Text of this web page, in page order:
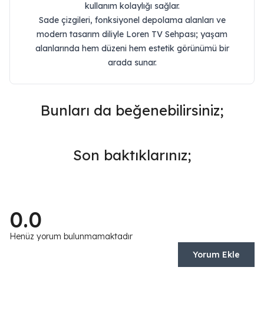
kullanım kolaylığı sağlar.
Sade çizgileri, fonksiyonel depolama alanları ve
modern tasarım diliyle Loren TV Sehpası; yaşam
alanlarında hem düzeni hem estetik görünümü bir
arada sunar.
Bunları da beğenebilirsiniz;
Son baktıklarınız;
0.0
Henüz yorum bulunmamaktadır
Yorum Ekle